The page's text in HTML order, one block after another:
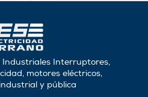
Industriales Interruptores,
motores eléctricos,
y pública